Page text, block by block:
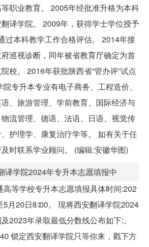
职业教育。 2005年经批准升格为本科
译学院。 2009年，获得学士学位授予
过本科教学工作合格评估。 2014年接
巡视诊断，同年被省教育厅确定为首
校。 2016年获批陕西省“管办评”试点
专升本专业有电子商务、工程造价、
、旅游管理、学前教育、国际经济与
流管理、德语、法语、日语、视觉传
护理学、康复治疗学等。 如有关于任
时联系学业顾问。 (编辑:安徽华图)
译学院2024年专升本志愿填报中
等学校专升本志愿填报具体时间:202
5月20日8∶00。 现将西安翻译学院2024
2023年录取最低分数线公布如下:。
锁定西安翻译学院只等你来，戳下方